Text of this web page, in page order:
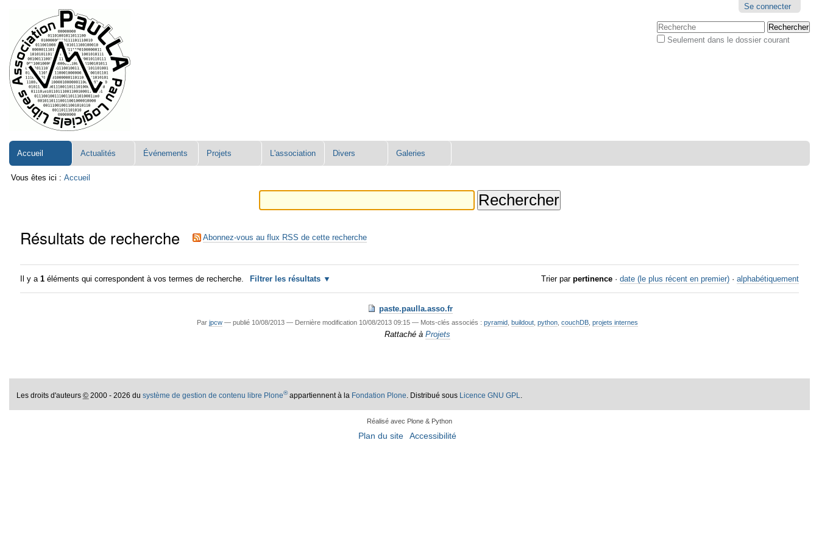
contenu.
Aller
à
la
navigation
personnels
Se connecter
Chercher par
Seulement dans le dossier courant
Accueil Actualités Événements Projets L'association Divers Galeries
Vous êtes ici : Accueil
Résultats de recherche Abonnez-vous au flux RSS de cette recherche
Il y a1 éléments qui correspondent à vos termes de recherche. Filtrer les résultats Trier par pertinence · date (le plus récent en premier) · alphabétiquement
paste.paulla.asso.fr
Par jpcw — publié10/08/2013 — Dernière modification10/08/2013 09:15 — Mots-clés associés : pyramid, buildout, python, couchDB, projets internes
Rattaché à Projets
Les droits d'auteurs© 2000 - 2026 dusystème de gestion de contenu libre Plone®appartiennent à la Fondation Plone. Distribué sous Licence GNU GPL.
Réalisé avec Plone & Python
Plan du site Accessibilité